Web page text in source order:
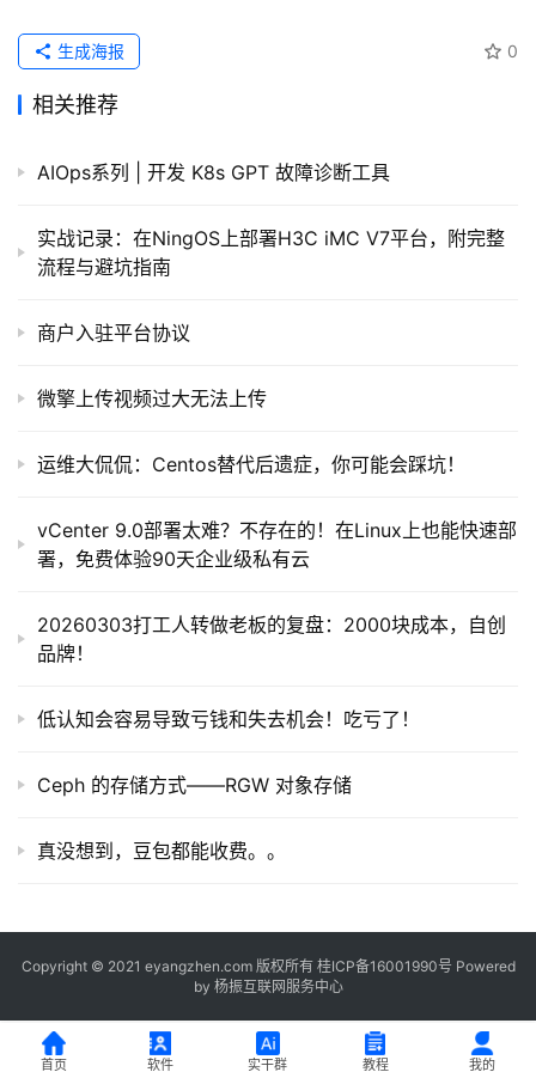
0
生成海报
相关推荐
AIOps系列 | 开发 K8s GPT 故障诊断工具
实战记录：在NingOS上部署H3C iMC V7平台，附完整
流程与避坑指南
商户入驻平台协议
微擎上传视频过大无法上传
运维大侃侃：Centos替代后遗症，你可能会踩坑！
vCenter 9.0部署太难？不存在的！在Linux上也能快速部
署，免费体验90天企业级私有云
20260303打工人转做老板的复盘：2000块成本，自创
品牌！
低认知会容易导致亏钱和失去机会！吃亏了！
Ceph 的存储方式——RGW 对象存储
真没想到，豆包都能收费。。
Copyright © 2021 eyangzhen.com 版权所有 桂ICP备16001990号 Powered
by 杨振互联网服务中心
首页 软件 实干群 教程 我的